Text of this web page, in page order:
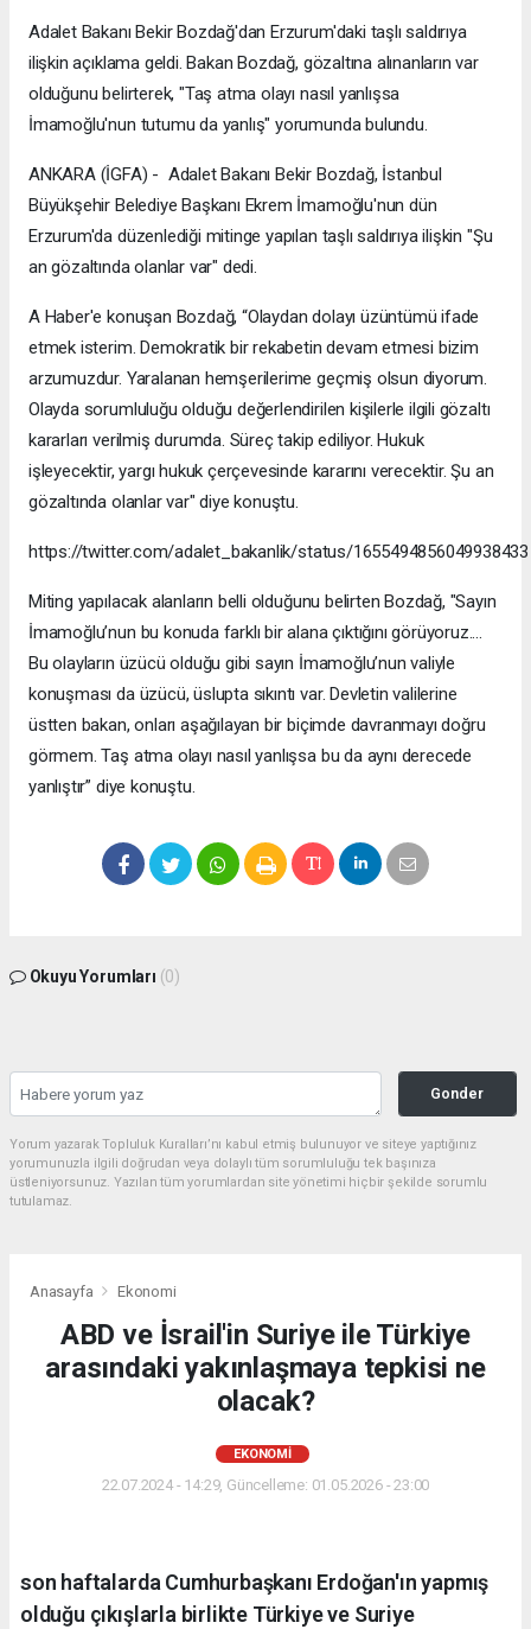
Adalet Bakanı Bekir Bozdağ'dan Erzurum'daki taşlı saldırıya
ilişkin açıklama geldi. Bakan Bozdağ, gözaltına alınanların var
olduğunu belirterek, "Taş atma olayı nasıl yanlışsa
İmamoğlu'nun tutumu da yanlış" yorumunda bulundu.
ANKARA (İGFA) - Adalet Bakanı Bekir Bozdağ, İstanbul
Büyükşehir Belediye Başkanı Ekrem İmamoğlu'nun dün
Erzurum'da düzenlediği mitinge yapılan taşlı saldırıya ilişkin "Şu
an gözaltında olanlar var" dedi.
A Haber'e konuşan Bozdağ, “Olaydan dolayı üzüntümü ifade
etmek isterim. Demokratik bir rekabetin devam etmesi bizim
arzumuzdur. Yaralanan hemşerilerime geçmiş olsun diyorum.
Olayda sorumluluğu olduğu değerlendirilen kişilerle ilgili gözaltı
kararları verilmiş durumda. Süreç takip ediliyor. Hukuk
işleyecektir, yargı hukuk çerçevesinde kararını verecektir. Şu an
gözaltında olanlar var" diye konuştu.
https://twitter.com/adalet_bakanlik/status/1655494856049938433
Miting yapılacak alanların belli olduğunu belirten Bozdağ, "Sayın
İmamoğlu’nun bu konuda farklı bir alana çıktığını görüyoruz....
Bu olayların üzücü olduğu gibi sayın İmamoğlu’nun valiyle
konuşması da üzücü, üslupta sıkıntı var. Devletin valilerine
üstten bakan, onları aşağılayan bir biçimde davranmayı doğru
görmem. Taş atma olayı nasıl yanlışsa bu da aynı derecede
yanlıştır” diye konuştu.
Okuyu Yorumları (0)
Gonder
Yorum yazarak Topluluk Kuralları’nı kabul etmiş bulunuyor ve siteye yaptığınız
yorumunuzla ilgili doğrudan veya dolaylı tüm sorumluluğu tek başınıza
üstleniyorsunuz. Yazılan tüm yorumlardan site yönetimi hiçbir şekilde sorumlu
tutulamaz.
Anasayfa Ekonomi
ABD ve İsrail'in Suriye ile Türkiye
arasındaki yakınlaşmaya tepkisi ne
olacak?
EKONOMI
22.07.2024 - 14:29, Güncelleme: 01.05.2026 - 23:00
son haftalarda Cumhurbaşkanı Erdoğan'ın yapmış
olduğu çıkışlarla birlikte Türkiye ve Suriye